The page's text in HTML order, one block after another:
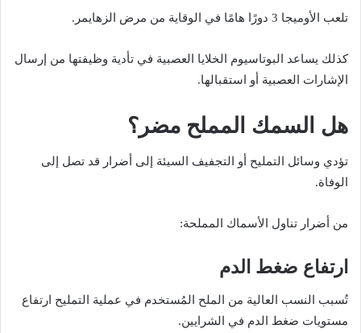
تلعب الأوميجا 3 دورًا هامًا في الوقاية من مرض الزهايمر.
كذلك يساعد البوتاسيوم الخلايا العصبية في تأدية وظيفتها من إرسال
الإشارات العصبية أو استقبالها.
هل السمك المملح مضر؟
تؤدي وسائل التمليح أو التجفيف السيئة إلى أضرار قد تصل إلى
الوفاة.
من أضرار تناول الأسماك المملحة:
ارتفاع ضغط الدم
تُسبب النسب العالية من الملح المُستخدم في عملية التمليح ارتفاع
مستويات ضغط الدم في الشرايين.